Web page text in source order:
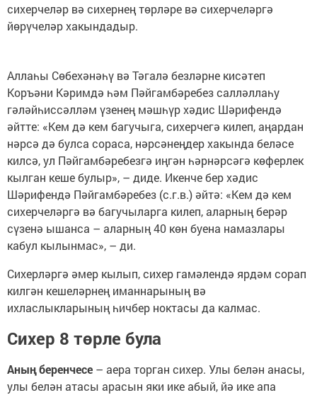
сихерчеләр вә сихернең төрләре вә сихерчеләргә
йөрүчеләр хакындадыр.
Аллаһы Сөбехәнәһү вә Тәгалә безләрне кисәтеп
Коръәни Кәримдә һәм Пәйгамбәребез салләллаһу
гәләйһиссәлләм үзенең мәшһүр хәдис Шәрифендә
әйтте: «Кем дә кем багучыга, сихерчегә килеп, аңардан
нәрсә дә булса сораса, нәрсәнеңдер хакында беләсе
килсә, ул Пәйгамбәребезгә иңгән һәрнәрсәгә көферлек
кылган кеше булыр», – диде. Икенче бер хәдис
Шәрифендә Пәйгамбәребез (с.г.в.) әйтә: «Кем дә кем
сихерчеләргә вә багучыларга килеп, аларның берәр
сүзенә ышанса – аларның 40 көн буена намазлары
кабул кылынмас», – ди.
Сихерләргә әмер кылып, сихер гамәлендә ярдәм сорап
килгән кешеләрнең иманнарының вә
ихласлыкларының һичбер ноктасы да калмас.
Сихер 8 төрле була
Аның беренчесе – аера торган сихер. Улы белән анасы,
улы белән атасы арасын яки ике абый, йә ике апа